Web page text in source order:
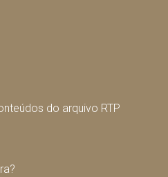
do arquivo RTP